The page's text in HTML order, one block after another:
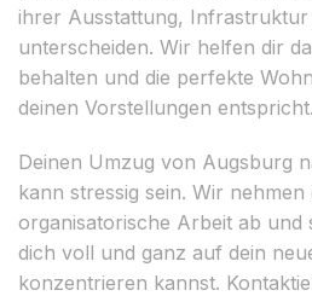
ihrer Ausstattung, Infrastruktur
unterscheiden. Wir helfen dir
behalten und die perfekte
deinen Vorstellungen entspricht.
Deinen Umzug von Augsburg
kann stressig sein. Wir nehmen
organisatorische Arbeit ab und
dich voll und ganz auf dein
konzentrieren kannst.